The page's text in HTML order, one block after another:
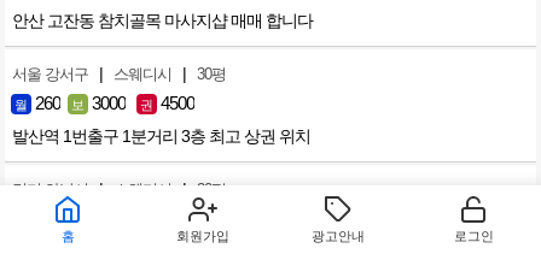
안산 고잔동 참치골목 마사지샵 매매 합니다
서울 강서구 | 스웨디시 | 30평
월 260 보 3000 권 4500
발산역 1번출구 1분거리 3층 최고 상권 위치
경기 하남시 | 스웨디시 | 20평
160 보 없음
홈 회원가입 광고안내 로그인